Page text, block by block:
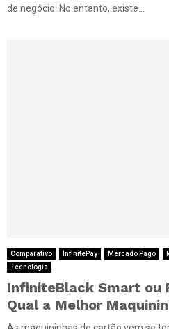
de negócio. No entanto, existe...
Comparativo InfinitePay Mercado Pago
Tecnologia
InfiniteBlack Smart ou
Qual a Melhor